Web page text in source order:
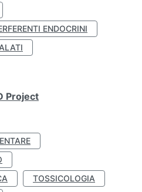
ENDOCRINI
Project
TOSSICOLOGIA